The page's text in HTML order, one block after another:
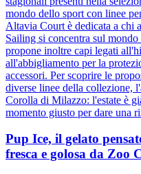
mondo dello sport con linee
Altavia Court è dedicata a chi
Sailing si concentra sul
propone inoltre capi legati
all'abbigliamento per la
accessori. Per scoprire le
diverse linee della collezione,
Corolla di Milazzo: l'estate è
momento giusto per dare una
Pup Ice, il gelato
fresca e golosa da Zoo